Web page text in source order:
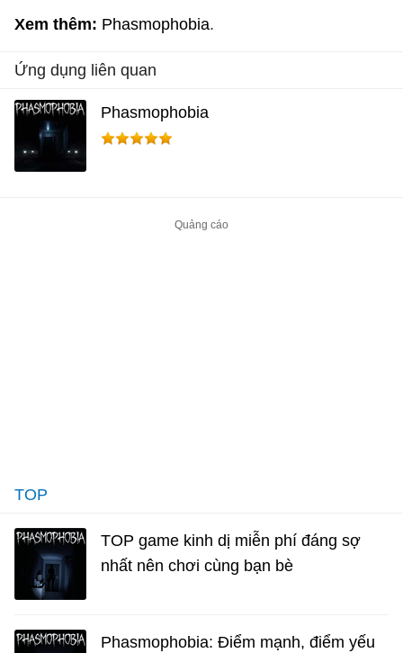
Xem thêm: Phasmophobia
Ứng dụng liên quan
Phasmophobia
TOP
TOP game kinh dị miễn phí đáng sợ
nhất nên chơi cùng bạn bè
Phasmophobia: Điểm mạnh, điểm yếu